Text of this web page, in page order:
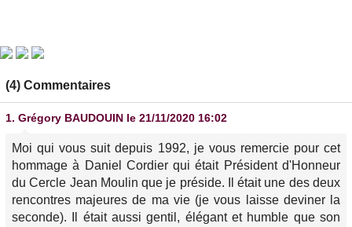
(4) Commentaires
1. Grégory BAUDOUIN le 21/11/2020 16:02
Moi qui vous suit depuis 1992, je vous remercie pour cet
hommage à Daniel Cordier qui était Président d'Honneur
du Cercle Jean Moulin que je préside. Il était une des deux
rencontres majeures de ma vie (je vous laisse deviner la
seconde). Il était aussi gentil, élégant et humble que son